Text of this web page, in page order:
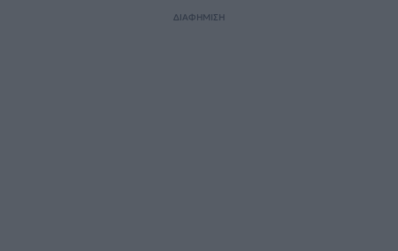
ΔΙΑΦΗΜΙΣΗ